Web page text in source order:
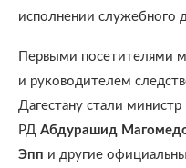
исполнении служебного
Первыми посетителями
и руководителем
Дагестану стали министр
РД Абдурашид
Эпп и другие